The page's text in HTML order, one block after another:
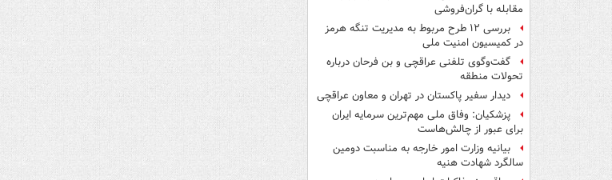
مقابله با گران‌فروشی
بررسی ۱۲ طرح مربوط به مدیریت تنگه هرمز
در کمیسیون امنیت ملی
گفت‌وگوی تلفنی عراقچی و بن فرحان درباره
تحولات منطقه
دیدار سفیر پاکستان در تهران و معاون عراقچی
پزشکیان: وفاق ملی مهم‌ترین سرمایه ایران
برای عبور از چالش‌هاست
بیانیه وزارت امور خارجه به مناسبت دومین
سالگرد شهادت هنیه